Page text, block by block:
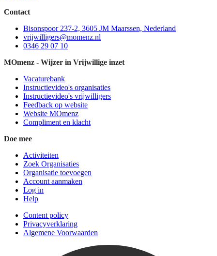
Contact
Bisonspoor 237-2, 3605 JM Maarssen, Nederland
vrijwilligers@momenz.nl
0346 29 07 10
MOmenz - Wijzer in Vrijwillige inzet
Vacaturebank
Instructievideo's organisaties
Instructievideo's vrijwilligers
Feedback op website
Website MOmenz
Compliment en klacht
Doe mee
Activiteiten
Zoek Organisaties
Organisatie toevoegen
Account aanmaken
Log in
Help
Content policy
Privacyverklaring
Algemene Voorwaarden